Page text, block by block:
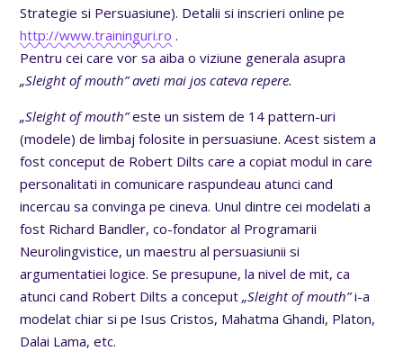
Strategie si Persuasiune). Detalii si inscrieri online pe
http://www.traininguri.ro .
Pentru cei care vor sa aiba o viziune generala asupra
„Sleight of mouth” aveti mai jos cateva repere.
„Sleight of mouth”este un sistem de 14 pattern-uri
(modele) de limbaj folosite in persuasiune. Acest sistem a
fost conceput de Robert Dilts care a copiat modul in care
personalitati in comunicare raspundeau atunci cand
incercau sa convinga pe cineva. Unul dintre cei modelati a
fost Richard Bandler, co-fondator al Programarii
Neurolingvistice, un maestru al persuasiunii si
argumentatiei logice. Se presupune, la nivel de mit, ca
atunci cand Robert Dilts a conceput„Sleight of mouth”i-a
modelat chiar si pe Isus Cristos, Mahatma Ghandi, Platon,
Dalai Lama, etc.